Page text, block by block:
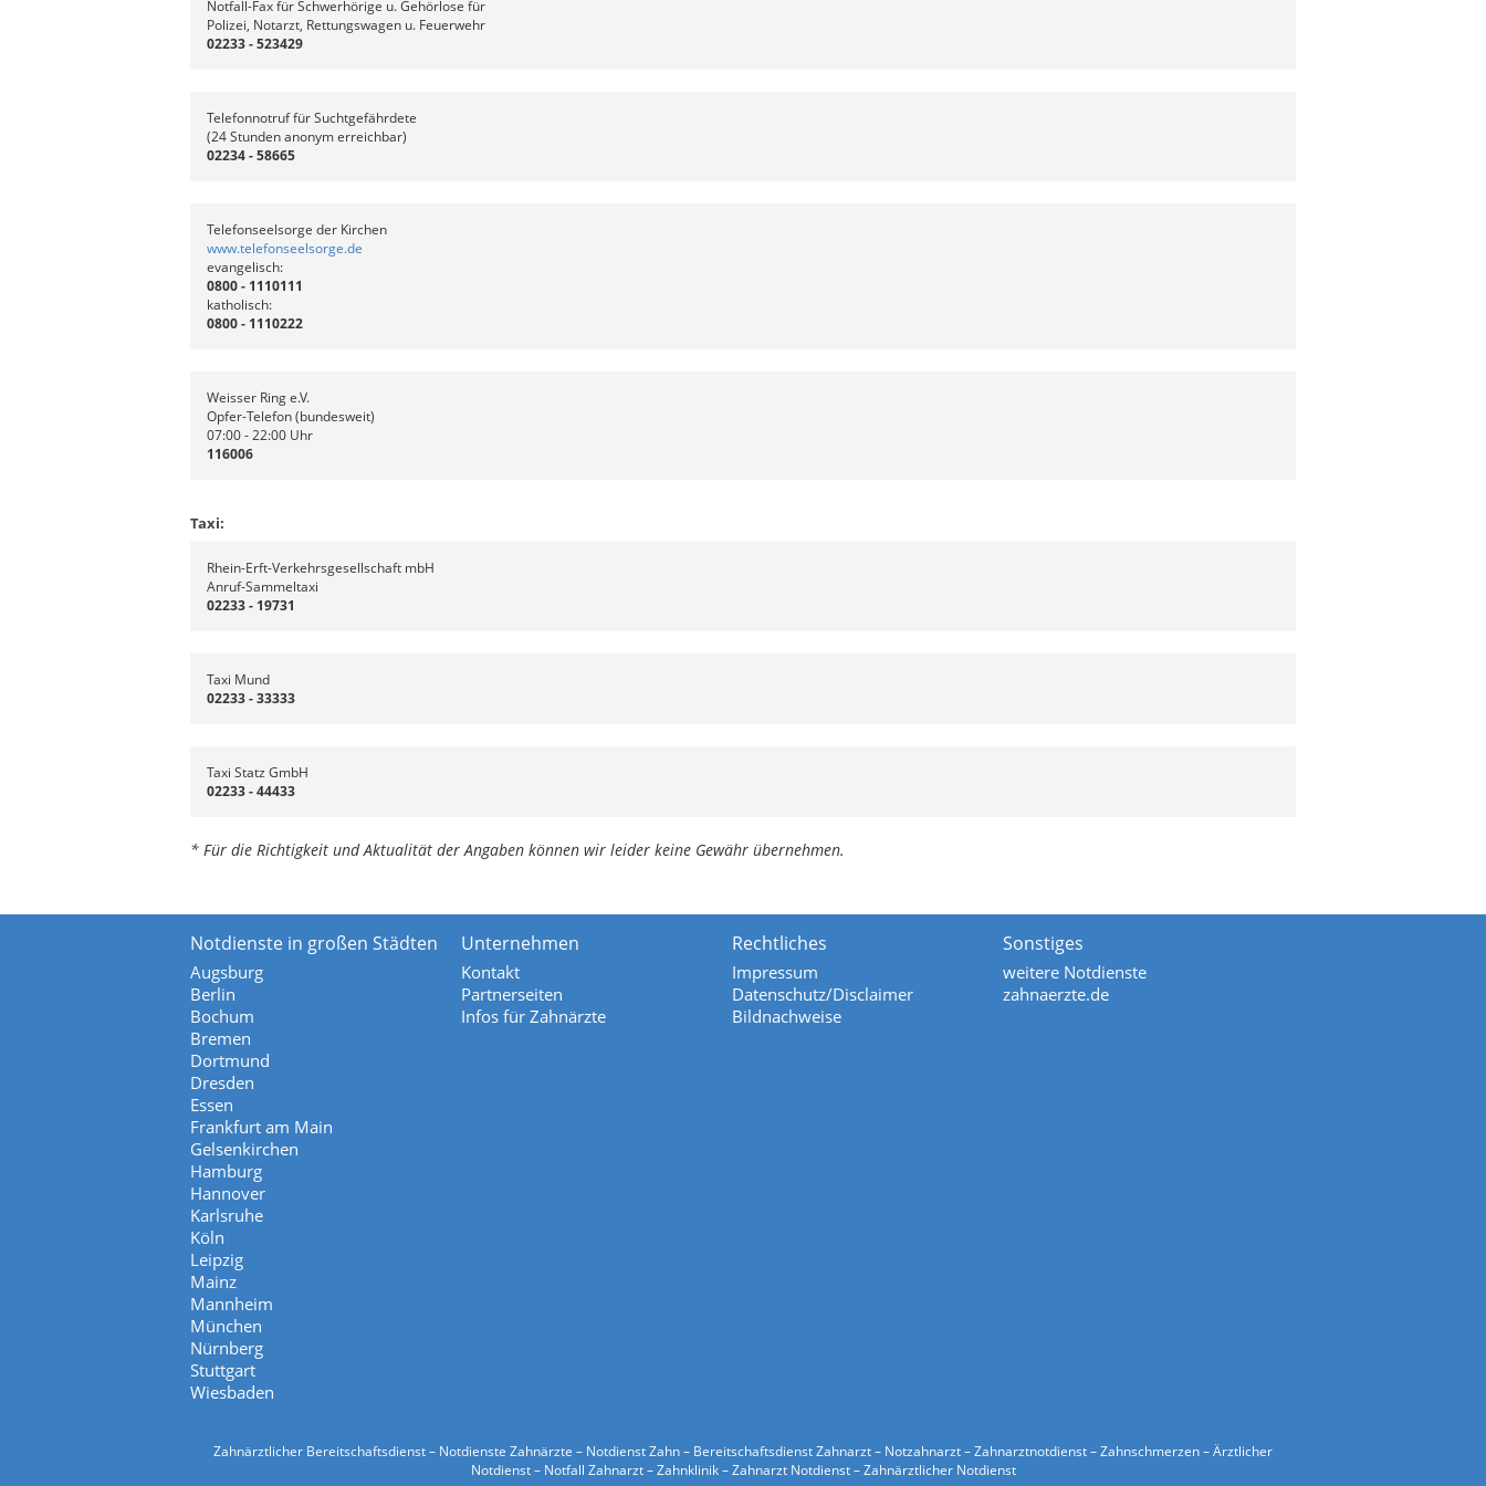
Notfall-Fax für Schwerhörige u. Gehörlose für
Polizei, Notarzt, Rettungswagen u. Feuerwehr
02233 - 523429
Telefonnotruf für Suchtgefährdete
(24 Stunden anonym erreichbar)
02234 - 58665
Telefonseelsorge der Kirchen
www.telefonseelsorge.de
evangelisch:
0800 - 1110111
katholisch:
0800 - 1110222
Weisser Ring e.V.
Opfer-Telefon (bundesweit)
07:00 - 22:00 Uhr
116006
Taxi:
Rhein-Erft-Verkehrsgesellschaft mbH
Anruf-Sammeltaxi
02233 - 19731
Taxi Mund
02233 - 33333
Taxi Statz GmbH
02233 - 44433
* Für die Richtigkeit und Aktualität der Angaben können wir leider keine Gewähr übernehmen.
Notdienste in großen Städten
Augsburg
Berlin
Bochum
Bremen
Dortmund
Dresden
Essen
Frankfurt am Main
Gelsenkirchen
Hamburg
Hannover
Karlsruhe
Köln
Leipzig
Mainz
Mannheim
München
Nürnberg
Stuttgart
Wiesbaden
Unternehmen
Kontakt
Partnerseiten
Infos für Zahnärzte
Rechtliches
Impressum
Datenschutz/Disclaimer
Bildnachweise
Sonstiges
weitere Notdienste
zahnaerzte.de
Zahnärztlicher Bereitschaftsdienst – Notdienste Zahnärzte – Notdienst Zahn – Bereitschaftsdienst Zahnarzt – Notzahnarzt – Zahnarztnotdienst – Zahnschmerzen – Ärztlicher
Notdienst – Notfall Zahnarzt – Zahnklinik – Zahnarzt Notdienst – Zahnärztlicher Notdienst